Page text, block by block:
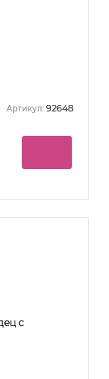
Артикул: 92648